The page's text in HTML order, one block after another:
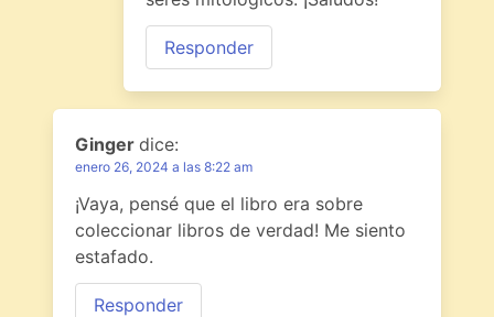
Responder
Ginger dice:
enero 26, 2024 a las 8:22 am
¡Vaya, pensé que el libro era sobre
coleccionar libros de verdad! Me siento
estafado.
Responder